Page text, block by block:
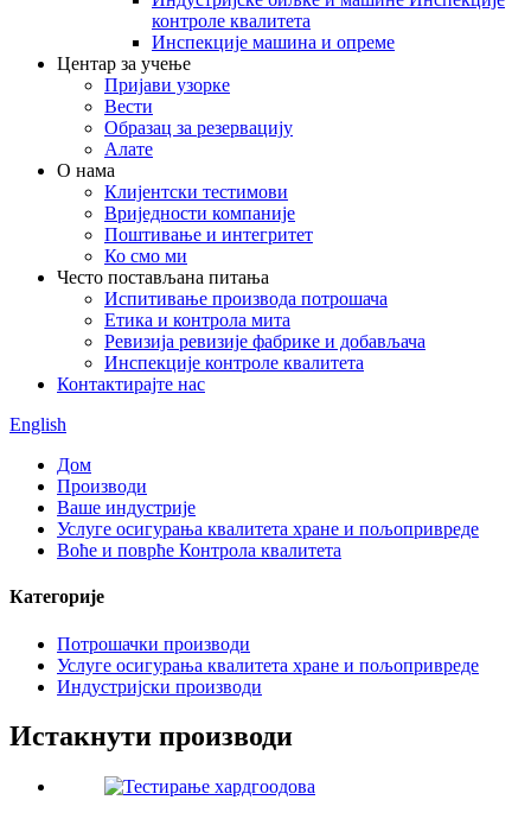
контроле квалитета
Инспекције машина и опреме
Центар за учење
Пријави узорке
Вести
Образац за резервацију
Алате
О нама
Клијентски тестимови
Вриједности компаније
Поштивање и интегритет
Ко смо ми
Често постављана питања
Испитивање производа потрошача
Етика и контрола мита
Ревизија ревизије фабрике и добављача
Инспекције контроле квалитета
Контактирајте нас
English
Дом
Производи
Ваше индустрије
Услуге осигурања квалитета хране и пољопривреде
Воће и поврће Контрола квалитета
Категорије
Потрошачки производи
Услуге осигурања квалитета хране и пољопривреде
Индустријски производи
Истакнути производи